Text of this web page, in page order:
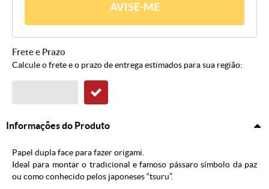
AVISE-ME
Frete e Prazo
Calcule o frete e o prazo de entrega estimados para sua região:
Informações do Produto
Papel dupla face para fazer origami.
Ideal para montar o tradicional e famoso pássaro símbolo da paz
ou como conhecido pelos japoneses “tsuru”.